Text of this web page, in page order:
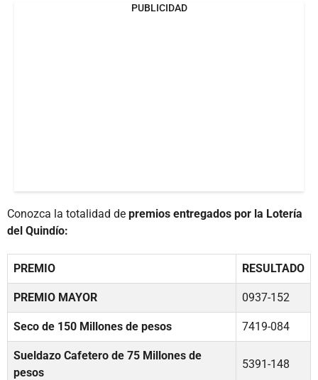
PUBLICIDAD
Conozca la totalidad de premios entregados por la Lotería
del Quindío:
PREMIO RESULTADO
PREMIO MAYOR 0937-152
Seco de 150 Millones de pesos 7419-084
Sueldazo Cafetero de 75 Millones de
pesos
5391-148